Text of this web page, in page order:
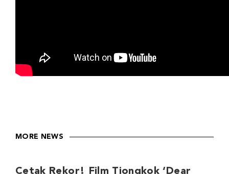
MORE NEWS
Cetak Rekor! Film Tiongkok ‘Dear